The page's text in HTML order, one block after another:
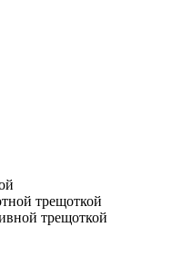
трещоткой
трещоткой